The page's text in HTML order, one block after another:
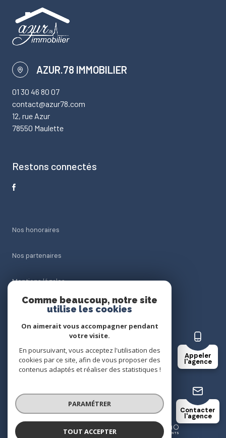
Appeler
l'agence
Contacter
l'agence
AZUR.78 IMMOBILIER
01 30 46 80 07
contact@azur78.com
12, rue Azur
78550 Maulette
Restons connectés
Nos honoraires
Nos partenaires
Mentions légales
Cookies
© 2026 | Tous droits réservés
Réalisé par
Comme beaucoup, notre site
utilise les cookies
On aimerait vous accompagner pendant
votre visite.
En poursuivant, vous acceptez l'utilisation des
cookies par ce site, afin de vous proposer des
contenus adaptés et réaliser des statistiques !
PARAMÉTRER
TOUT ACCEPTER